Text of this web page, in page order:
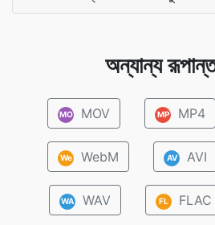
অন্যান্য
MO MOV MP MP4
We WebM AV AVI
WA WAV FL FLAC